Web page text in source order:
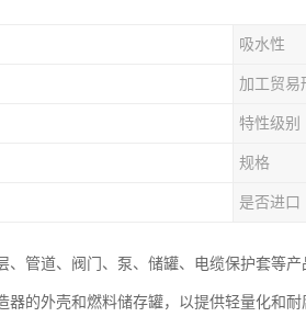
吸水性
加工贸易
特性级别
规格
是否进口
、管道、阀门、泵、储罐、电缆保护套等
器的外壳和燃料储存罐，以提供轻量化和耐